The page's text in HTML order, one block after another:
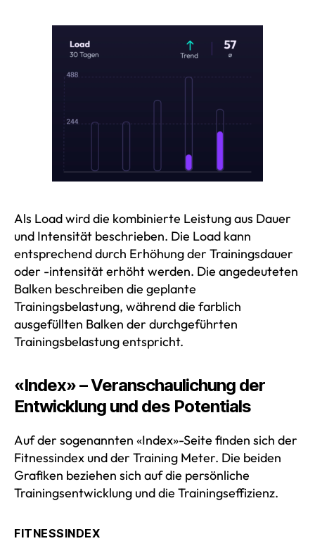
Als Load wird die kombinierte Leistung aus Dauer
und Intensität beschrieben. Die Load kann
entsprechend durch Erhöhung der Trainingsdauer
oder -intensität erhöht werden. Die angedeuteten
Balken beschreiben die geplante
Trainingsbelastung, während die farblich
ausgefüllten Balken der durchgeführten
Trainingsbelastung entspricht.
«Index» – Veranschaulichung der
Entwicklung und des Potentials
Auf der sogenannten «Index»-Seite finden sich der
Fitnessindex und der Training Meter. Die beiden
Grafiken beziehen sich auf die persönliche
Trainingsentwicklung und die Trainingseffizienz.
FITNESSINDEX